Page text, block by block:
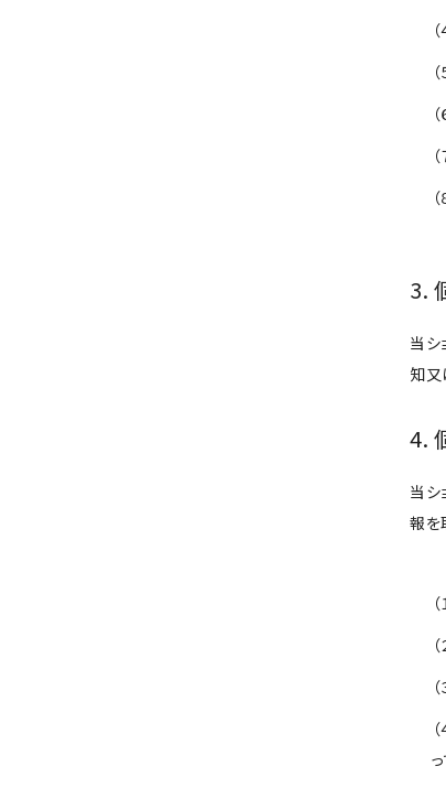
3.
当シ
知又
4.
当シ
報を